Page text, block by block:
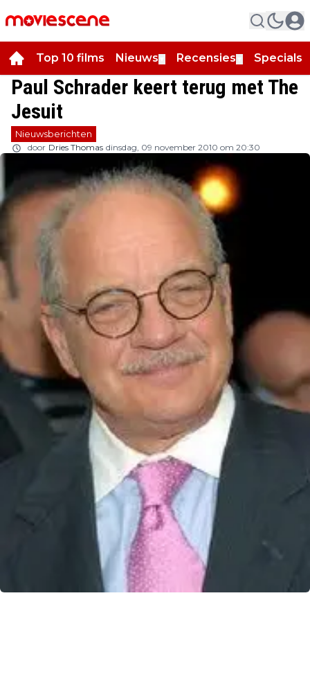
Top 10 films Nieuws Recensies Specials
Paul Schrader keert terug met The
Jesuit
Nieuwsberichten
door Dries Thomas dinsdag, 09 november 2010 om 20:30